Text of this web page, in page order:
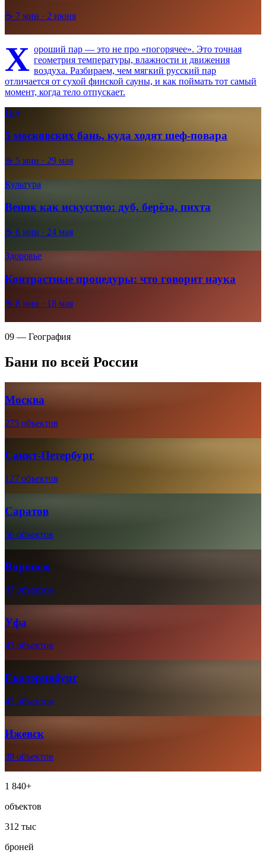
☕ 7 мин · 2 июня
Х ороший пар — это не про «погорячее». Это точная
геометрия температуры, влажности и движения
воздуха. Разбираем, чем мягкий русский пар
отличается от сухой финской сауны, и как поймать тот самый
момент, когда тело отпускает.
Гид
5 московских бань, куда ходят шеф-повара
☕ 5 мин · 29 мая
Культура
Веник как искусство: дуб, берёза, пихта
☕ 6 мин · 24 мая
Здоровье
Контрастные процедуры: что говорит наука
☕ 8 мин · 18 мая
09 — География
Бани по всей России
Москва
275 объектов
Санкт-Петербург
127 объектов
Саратов
56 объектов
Воронеж
47 объектов
Уфа
43 объектов
Екатеринбург
42 объектов
Ижевск
39 объектов
1 840+
объектов
312 тыс
броней